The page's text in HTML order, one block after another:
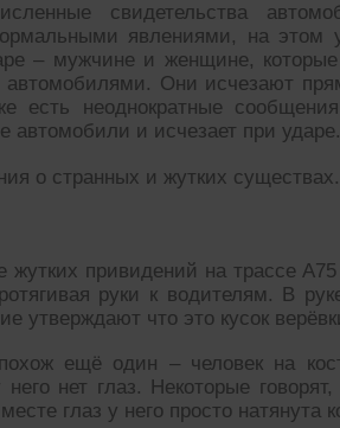
свидетельства
явлениями, на этом
– мужчине и женщине,
Они исчезают
есть неоднократные
автомобили и исчезает при ударе.
о странных и жутких существах.
привидений на трассе
руки к водителям. В
утверждают что это кусок
ещё один – человек на
него нет глаз. Некоторые
глаз у него просто натянута